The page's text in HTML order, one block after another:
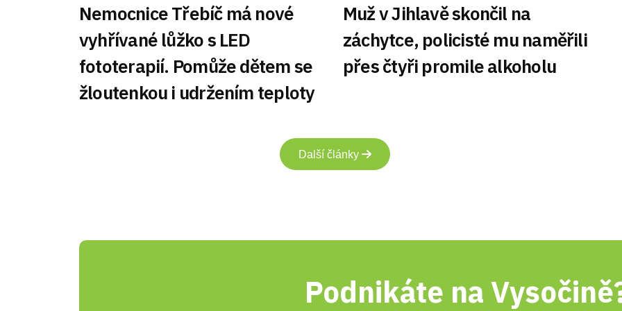
Nemocnice Třebíč má nové
vyhřívané lůžko s LED
fototerapií. Pomůže dětem se
žloutenkou i udržením teploty
Muž v Jihlavě skončil na
záchytce, policisté mu naměřili
přes čtyři promile alkoholu
Další články
Podnikáte na